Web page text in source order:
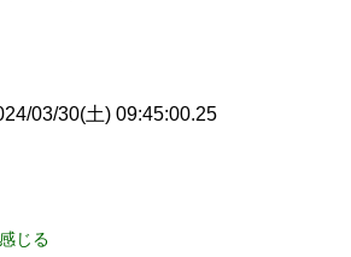
03/30(土) 09:45:00.25
じる